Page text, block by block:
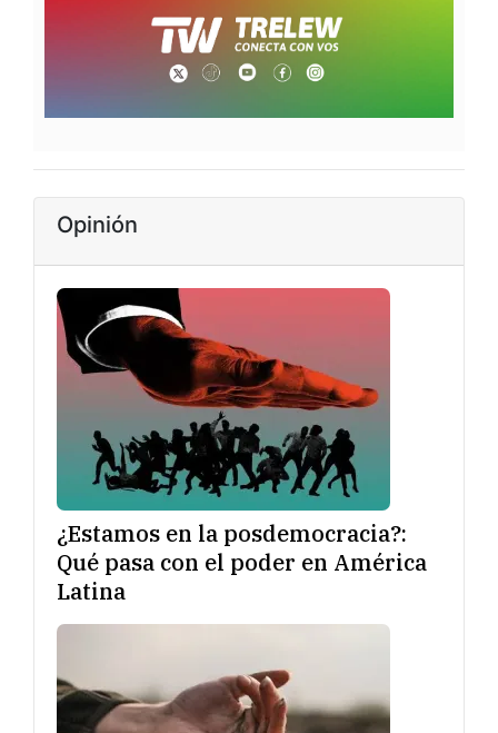
Opinión
¿Estamos en la posdemocracia?:
Qué pasa con el poder en América
Latina